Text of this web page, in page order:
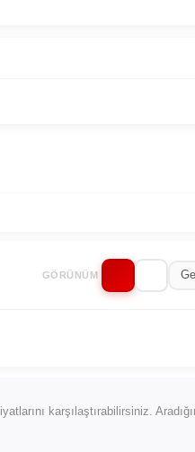
GÖRÜNÜM
karşılaştırabilirsiniz.